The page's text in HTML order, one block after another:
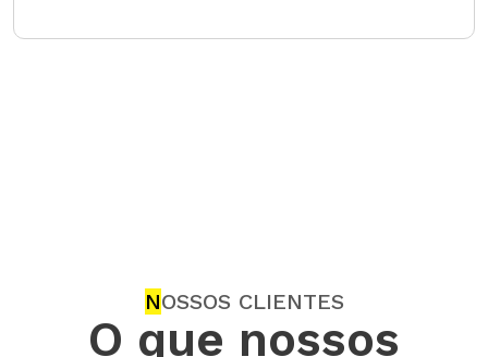
NOSSOS CLIENTES
O que nossos